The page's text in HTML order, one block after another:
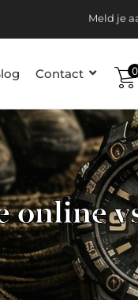
Meld je
Contact 0